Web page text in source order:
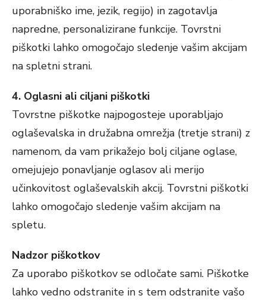
uporabniško ime, jezik, regijo) in zagotavlja
napredne, personalizirane funkcije. Tovrstni
piškotki lahko omogočajo sledenje vašim akcijam
na spletni strani.
4. Oglasni ali ciljani piškotki
Tovrstne piškotke najpogosteje uporabljajo
oglaševalska in družabna omrežja (tretje strani) z
namenom, da vam prikažejo bolj ciljane oglase,
omejujejo ponavljanje oglasov ali merijo
učinkovitost oglaševalskih akcij. Tovrstni piškotki
lahko omogočajo sledenje vašim akcijam na
spletu.
Nadzor piškotkov
Za uporabo piškotkov se odločate sami. Piškotke
lahko vedno odstranite in s tem odstranite vašo